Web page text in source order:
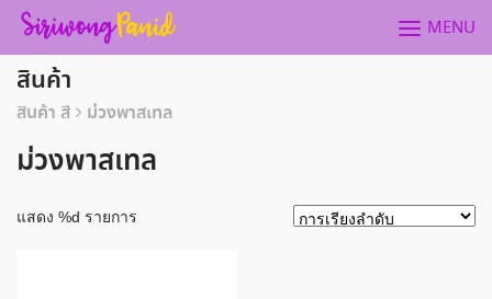
Skip
content
MENU
สินค้า
สินค้า สี ม่วงพาสเทล
ม่วงพาสเทล
แสดง %d รายการ